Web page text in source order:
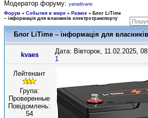
Модератор форуму: yanadivane
Форум » События в мире » Разное » Блог LiTime
– інформація для власників електротранспорту
Блог LiTime – інформація для
kvaes
Дата: Вівторок, 11.02.2025,
1
Лейтенант
Група:
Проверенные
Повідомлень:
54